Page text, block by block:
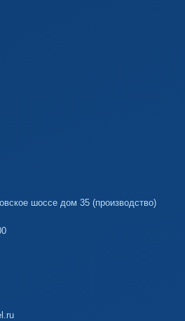
шоссе дом 35 (производство)